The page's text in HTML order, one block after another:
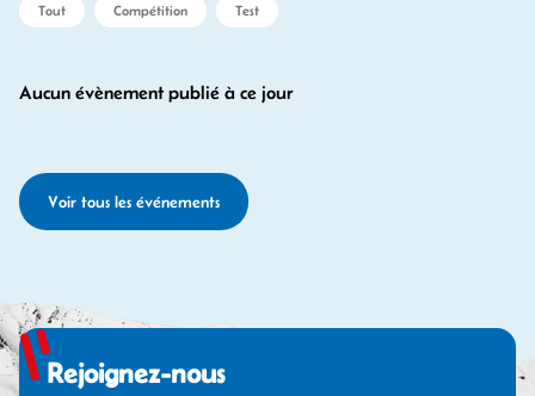
Tout Compétition Test
Aucun évènement publié à ce jour
Voir tous les événements
Rejoignez-nous